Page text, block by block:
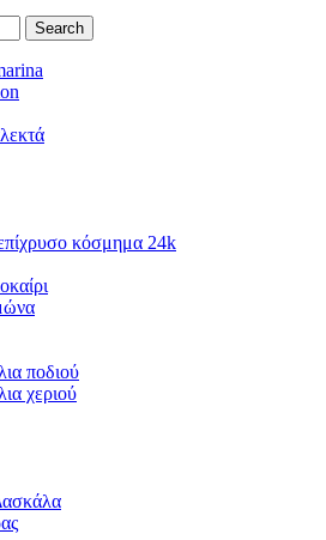
Search
κόσμημα 24k
ποδιού
χεριού